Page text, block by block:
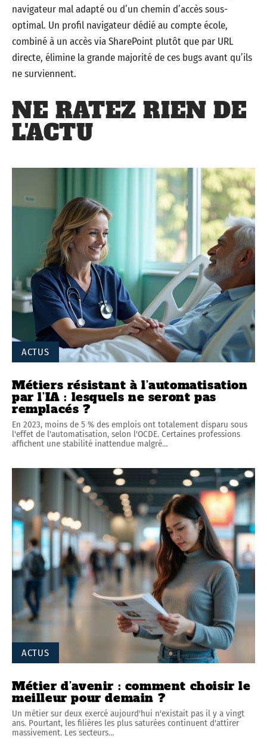
navigateur mal adapté ou d’un chemin d’accès sous-
optimal. Un profil navigateur dédié au compte école,
combiné à un accès via SharePoint plutôt que par URL
directe, élimine la grande majorité de ces bugs avant qu’ils
ne surviennent.
NE RATEZ RIEN DE
L'ACTU
ACTUS
Métiers résistant à l’automatisation
par l’IA : lesquels ne seront pas
remplacés ?
En 2023, moins de 5 % des emplois ont totalement disparu sous
l'effet de l'automatisation, selon l'OCDE. Certaines professions
affichent une stabilité inattendue malgré…
ACTUS
Métier d’avenir : comment choisir le
meilleur pour demain ?
Un métier sur deux exercé aujourd'hui n'existait pas il y a vingt
ans. Pourtant, les filières les plus saturées continuent d'attirer
massivement. Les secteurs…